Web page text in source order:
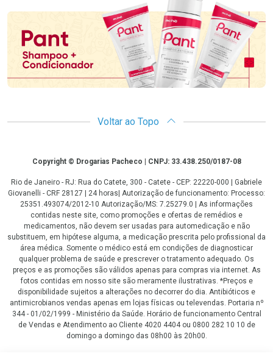
Voltar ao Topo
CopyrightCopyright © Drogarias Pacheco | CNPJ: 33.438.250/0187-08
Rio de Janeiro - RJ: Rua do Catete, 300 - Catete - CEP: 22220-000 | Gabriele
Giovanelli - CRF 28127 | 24 horas| Autorização de funcionamento: Processo:
25351.493074/2012-10 Autorização/MS: 7.25279.0 | As informações
contidas neste site, como promoções e ofertas de remédios e
medicamentos, não devem ser usadas para automedicação e não
substituem, em hipótese alguma, a medicação prescrita pelo profissional da
área médica. Somente o médico está em condições de diagnosticar
qualquer problema de saúde e prescrever o tratamento adequado. Os
preços e as promoções são válidos apenas para compras via internet. As
fotos contidas em nosso site são meramente ilustrativas. *Preços e
disponibilidade sujeitos a alterações no decorrer do dia. Antibióticos e
antimicrobianos vendas apenas em lojas físicas ou televendas. Portaria nº
344 - 01/02/1999 - Ministério da Saúde. Horário de funcionamento Central
de Vendas e Atendimento ao Cliente 4020 4404 ou 0800 282 10 10 de
domingo a domingo das 08h00 às 20h00.